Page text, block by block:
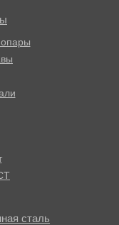
сталь